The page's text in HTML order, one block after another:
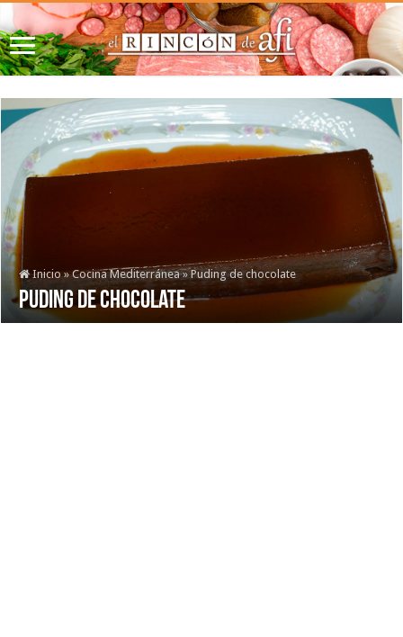
Inicio » Cocina Mediterránea » Puding de chocolate
Puding de chocolate